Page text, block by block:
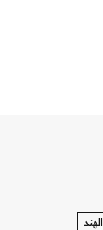
الهند